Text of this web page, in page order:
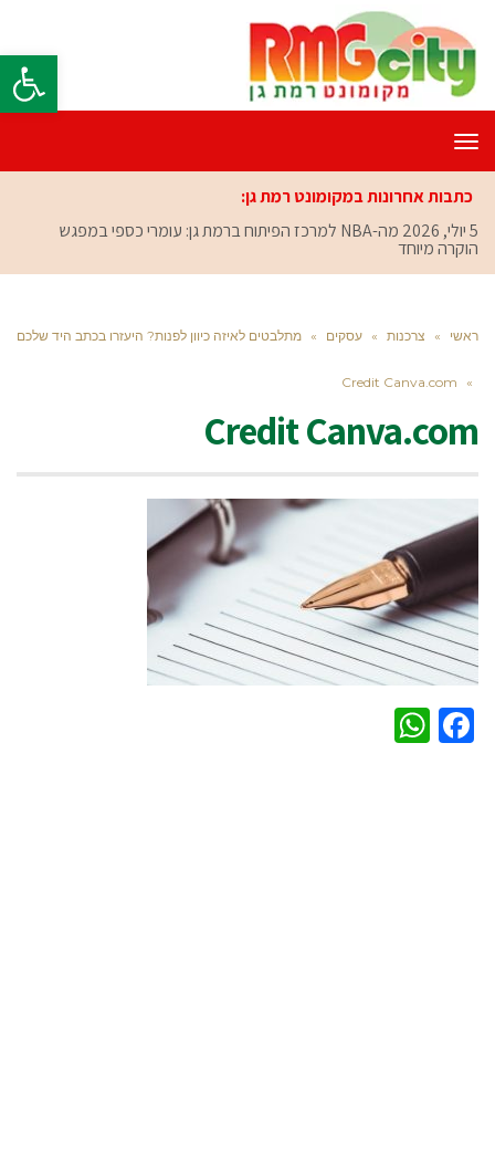
פתח
תפריט
כתבות אחרונות במקומונט רמת גן:
5 יולי, 2026
מה-NBA למרכז הפיתוח ברמת גן: עומרי כספי במפגש
הוקרה מיוחד
ראשי » צרכנות » עסקים » מתלבטים לאיזה כיוון לפנות? היעזרו בכתב היד שלכם
»
Credit Canva.com
Credit Canva.com
Facebook